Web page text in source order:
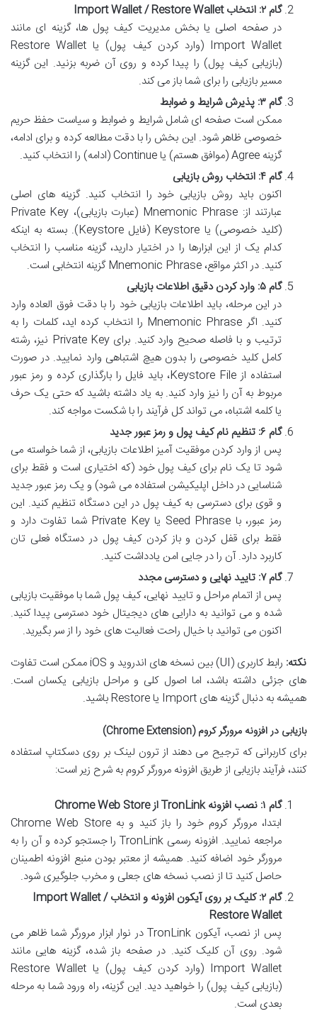
گام ۲: انتخاب Import Wallet / Restore Wallet
در صفحه اصلی یا بخش مدیریت کیف پول ها، گزینه ای مانند
Import Wallet (وارد کردن کیف پول) یا Restore Wallet
(بازیابی کیف پول) را پیدا کرده و روی آن ضربه بزنید. این گزینه
مسیر بازیابی را برای شما باز می کند.
گام ۳: پذیرش شرایط و ضوابط
ممکن است صفحه ای شامل شرایط و ضوابط و سیاست حفظ حریم
خصوصی ظاهر شود. این بخش را با دقت مطالعه کرده و برای ادامه،
گزینه Agree (موافق هستم) یا Continue (ادامه) را انتخاب کنید.
گام ۴: انتخاب روش بازیابی
اکنون باید روش بازیابی خود را انتخاب کنید. گزینه های اصلی
عبارتند از: Mnemonic Phrase (عبارت بازیابی)، Private Key
(کلید خصوصی) یا Keystore (فایل Keystore). بسته به اینکه
کدام یک از این ابزارها را در اختیار دارید، گزینه مناسب را انتخاب
کنید. در اکثر مواقع، Mnemonic Phrase گزینه انتخابی است.
گام ۵: وارد کردن دقیق اطلاعات بازیابی
در این مرحله، باید اطلاعات بازیابی خود را با دقت فوق العاده وارد
کنید. اگر Mnemonic Phrase را انتخاب کرده اید، کلمات را به
ترتیب و با فاصله صحیح وارد کنید. برای Private Key نیز، رشته
کامل کلید خصوصی را بدون هیچ اشتباهی وارد نمایید. در صورت
استفاده از Keystore File، باید فایل را بارگذاری کرده و رمز عبور
مربوط به آن را نیز وارد کنید. به یاد داشته باشید که حتی یک حرف
یا کلمه اشتباه، می تواند کل فرآیند را با شکست مواجه کند.
گام ۶: تنظیم نام کیف پول و رمز عبور جدید
پس از وارد کردن موفقیت آمیز اطلاعات بازیابی، از شما خواسته می
شود تا یک نام برای کیف پول خود (که اختیاری است و فقط برای
شناسایی در داخل اپلیکیشن استفاده می شود) و یک رمز عبور جدید
و قوی برای دسترسی به کیف پول در این دستگاه تنظیم کنید. این
رمز عبور، با Seed Phrase یا Private Key شما تفاوت دارد و
فقط برای قفل کردن و باز کردن کیف پول در دستگاه فعلی تان
کاربرد دارد. آن را در جایی امن یادداشت کنید.
گام ۷: تایید نهایی و دسترسی مجدد
پس از اتمام مراحل و تایید نهایی، کیف پول شما با موفقیت بازیابی
شده و می توانید به دارایی های دیجیتال خود دسترسی پیدا کنید.
اکنون می توانید با خیال راحت فعالیت های خود را از سر بگیرید.
نکته:
رابط کاربری (UI) بین نسخه های اندروید و iOS ممکن است تفاوت
های جزئی داشته باشد، اما اصول کلی و مراحل بازیابی یکسان است.
همیشه به دنبال گزینه های Import یا Restore باشید.
بازیابی در افزونه مرورگر کروم (Chrome Extension)
برای کاربرانی که ترجیح می دهند از ترون لینک بر روی دسکتاپ استفاده
کنند، فرآیند بازیابی از طریق افزونه مرورگر کروم به شرح زیر است:
گام ۱: نصب افزونه TronLink از Chrome Web Store
ابتدا، مرورگر کروم خود را باز کنید و به Chrome Web Store
مراجعه نمایید. افزونه رسمی TronLink را جستجو کرده و آن را به
مرورگر خود اضافه کنید. همیشه از معتبر بودن منبع افزونه اطمینان
حاصل کنید تا از نصب نسخه های جعلی و مخرب جلوگیری شود.
گام ۲: کلیک بر روی آیکون افزونه و انتخاب Import Wallet /
Restore Wallet
پس از نصب، آیکون TronLink در نوار ابزار مرورگر شما ظاهر می
شود. روی آن کلیک کنید. در صفحه باز شده، گزینه هایی مانند
Import Wallet (وارد کردن کیف پول) یا Restore Wallet
(بازیابی کیف پول) را خواهید دید. این گزینه، راه ورود شما به مرحله
بعدی است.